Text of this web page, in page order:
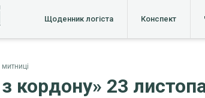
Щоденник логіста Конспект
з кордону» 23